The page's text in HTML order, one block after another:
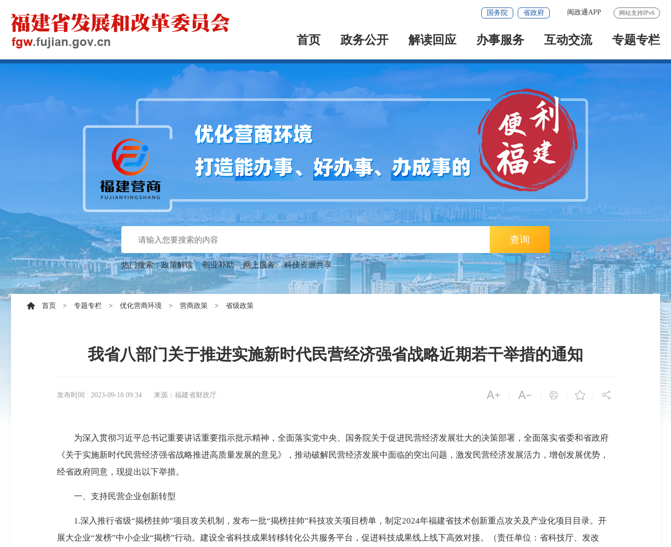
网站支持IPv6
闽政通APP
国务院 省政府
首页 政务公开 解读回应 办事服务 互动交流 专题专栏
查询
热门搜索：政策解读 创业补助 网上服务 科技资源共享
首页 > 专题专栏 > 优化营商环境 > 营商政策 > 省级政策
我省八部门关于推进实施新时代民营经济强省战略近期若干举措的通知
发布时间 : 2023-09-18 09:34 来源：福建省财政厅     
为深入贯彻习近平总书记重要讲话重要指示批示精神，全面落实党中央、国务院关于促进民营经济发展壮大的决策部署，全面落实省委和省政府
《关于实施新时代民营经济强省战略推进高质量发展的意见》，推动破解民营经济发展中面临的突出问题，激发民营经济发展活力，增创发展优势，
经省政府同意，现提出以下举措。
一、支持民营企业创新转型
1.深入推行省级“揭榜挂帅”项目攻关机制，发布一批“揭榜挂帅”科技攻关项目榜单，制定2024年福建省技术创新重点攻关及产业化项目目录。开
展大企业“发榜”中小企业“揭榜”行动。建设全省科技成果转移转化公共服务平台，促进科技成果线上线下高效对接。（责任单位：省科技厅、发改